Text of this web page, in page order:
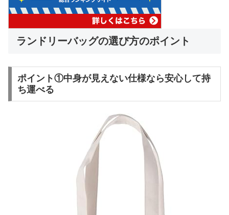
ランドリーバッグの選び方のポイント
ポイント①中身が見えない仕様なら安心して持
ち運べる